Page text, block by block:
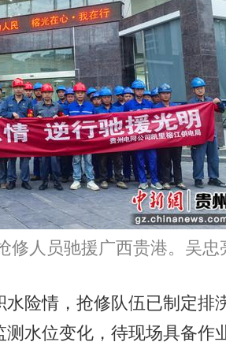
修人员驰援广西贵港。吴忠
情，抢修队伍已制定排
水位变化，待现场具备作